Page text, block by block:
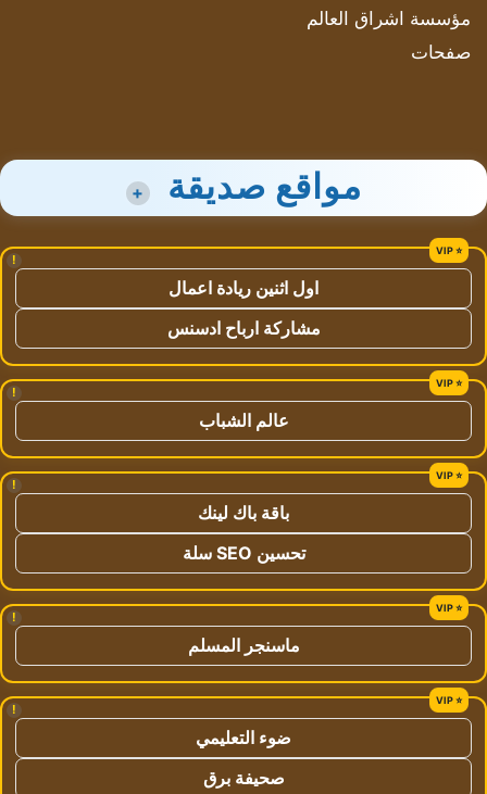
مؤسسة اشراق العالم
صفحات
مواقع صديقة +
!
اول اثنين ريادة اعمال
مشاركة ارباح ادسنس
!
عالم الشباب
!
باقة باك لينك
تحسين SEO سلة
!
ماسنجر المسلم
!
ضوء التعليمي
صحيفة برق